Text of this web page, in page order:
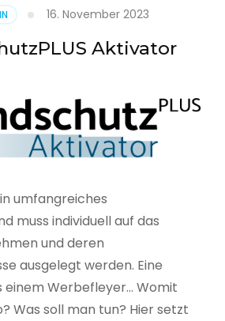
Schlacht
im
Netz
16. November 2023
Aktivator
umfangreiches
muss individuell auf das
und deren
ausgelegt werden. Eine
einem Werbefleyer… Womit
Was soll man tun? Hier setzt